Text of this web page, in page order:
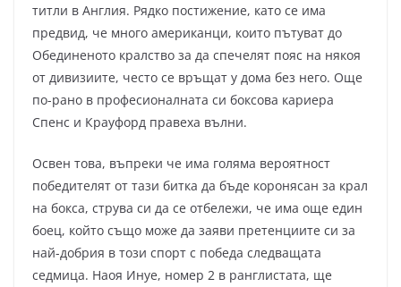
титли в Англия. Рядко постижение, като се има
предвид, че много американци, които пътуват до
Обединеното кралство за да спечелят пояс на някоя
от дивизиите, често се връщат у дома без него. Още
по-рано в професионалната си боксова кариера
Спенс и Крауфорд правеха вълни.
Освен това, въпреки че има голяма вероятност
победителят от тази битка да бъде коронясан за крал
на бокса, струва си да се отбележи, че има още един
боец, който също може да заяви претенциите си за
най-добрия в този спорт с победа следващата
седмица. Наоя Инуе, номер 2 в ранглистата, ще